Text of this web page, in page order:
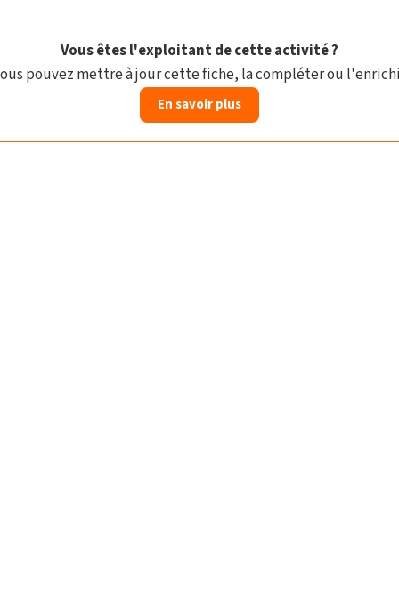
Vous êtes l'exploitant de cette activité ?
pouvez mettre à jour cette fiche, la compléter ou
En savoir plus